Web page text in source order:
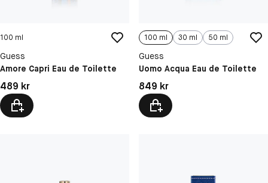
100 ml
Guess
Amore Capri Eau de Toilette
Pris: 489 kr
489 kr
100 ml 30 ml 50 ml
Guess
Uomo Acqua Eau de Toilette
Pris: 849 kr
849 kr